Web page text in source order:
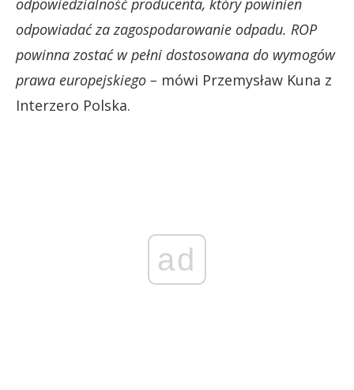
odpowiadać za zagospodarowanie odpadu. ROP
powinna zostać w pełni dostosowana do wymogów
prawa europejskiego – mówi Przemysław Kuna z
Interzero Polska.
ad